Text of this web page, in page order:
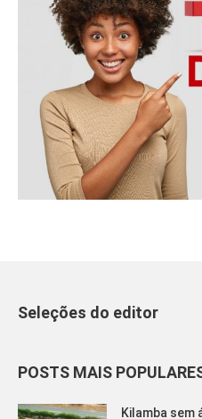
Seleções do editor
POSTS MAIS
Kilamba sem